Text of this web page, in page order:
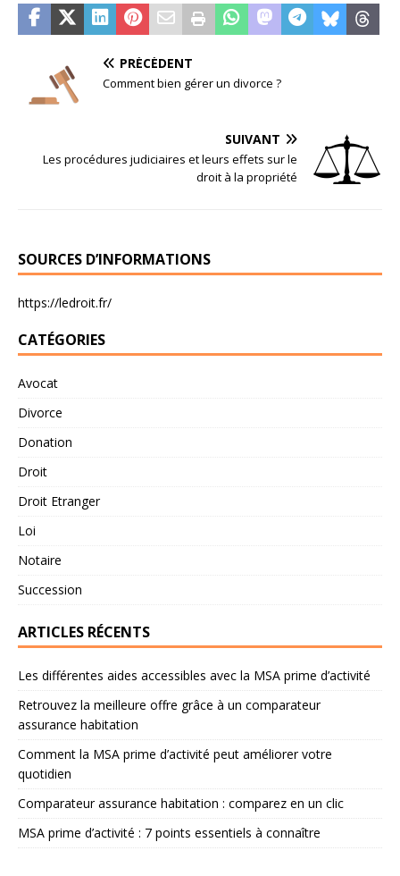
PRÉCÉDENT
Comment bien gérer un divorce ?
SUIVANT
Les procédures judiciaires et leurs effets sur le
droit à la propriété
SOURCES D’INFORMATIONS
https://ledroit.fr/
CATÉGORIES
Avocat
Divorce
Donation
Droit
Droit Etranger
Loi
Notaire
Succession
ARTICLES RÉCENTS
Les différentes aides accessibles avec la MSA prime d’activité
Retrouvez la meilleure offre grâce à un comparateur
assurance habitation
Comment la MSA prime d’activité peut améliorer votre
quotidien
Comparateur assurance habitation : comparez en un clic
MSA prime d’activité : 7 points essentiels à connaître